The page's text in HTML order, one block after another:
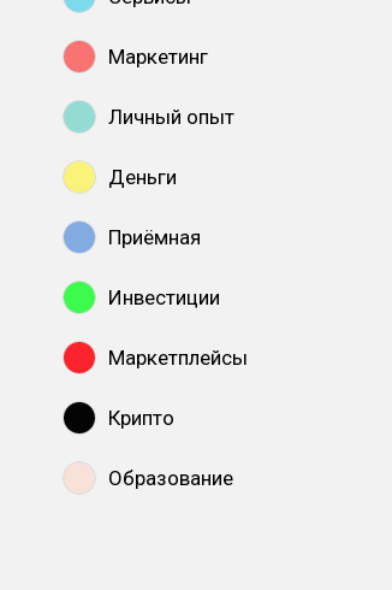
Маркетинг
Личный опыт
Деньги
Приёмная
Инвестиции
Маркетплейсы
Крипто
Образование